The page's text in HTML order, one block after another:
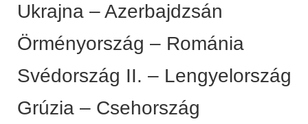
Ukrajna – Azerbajdzsán
Örményország – Románia
Svédország II. – Lengyelország
Grúzia – Csehország